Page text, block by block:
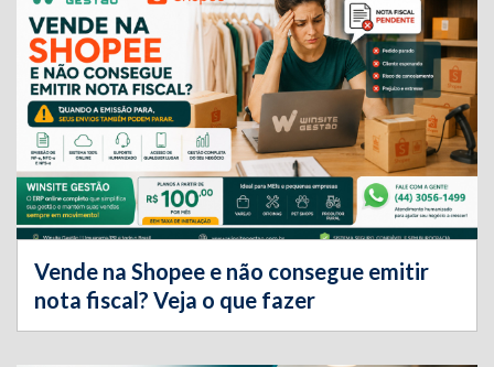
Vende na Shopee e não consegue emitir
nota fiscal? Veja o que fazer